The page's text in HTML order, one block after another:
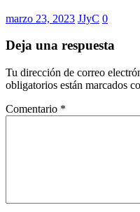
marzo 23, 2023 JJyC 0
Deja una respuesta
Tu dirección de correo
obligatorios están marcados
Comentario *